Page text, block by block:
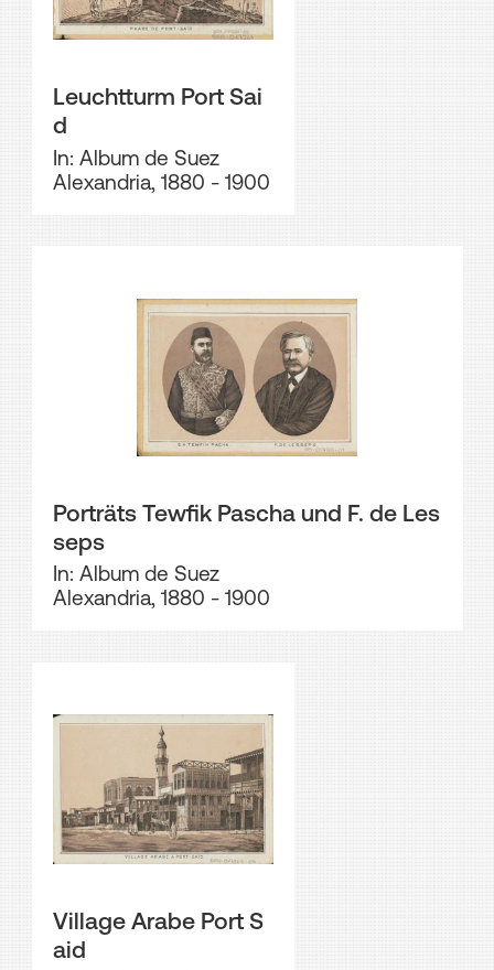
Leuchtturm Port Sai
d
In: Album de Suez
Alexandria, 1880 - 1900
Porträts Tewfik Pascha und F. de Les
seps
In: Album de Suez
Alexandria, 1880 - 1900
Village Arabe Port S
aid